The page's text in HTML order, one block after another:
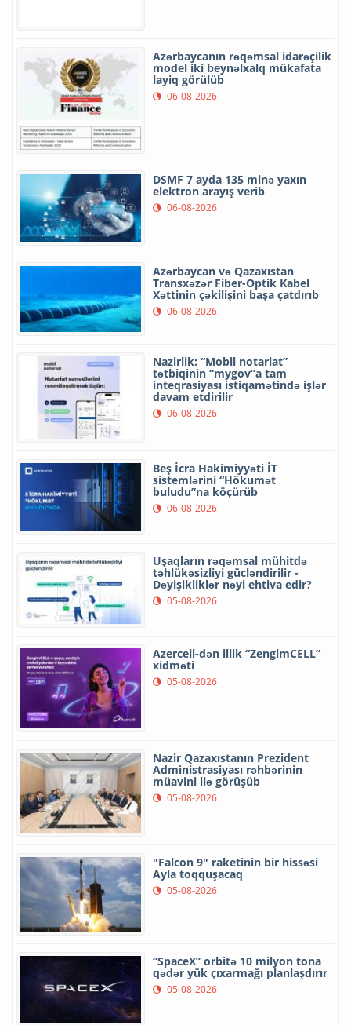
Azərbaycanın rəqəmsal idarəçilik
model iki beynəlxalq mükafata
layiq görülüb
06-08-2026
DSMF 7 ayda 135 minə yaxın
elektron arayış verib
06-08-2026
Azərbaycan və Qazaxıstan
Transxəzər Fiber-Optik Kabel
Xəttinin çəkilişini başa çatdırıb
06-08-2026
Nazirlik: “Mobil notariat”
tətbiqinin “mygov”a tam
inteqrasiyası istiqamətində işlər
davam etdirilir
06-08-2026
Beş İcra Hakimiyyəti İT
sistemlərini “Hökumət
buludu”na köçürüb
06-08-2026
Uşaqların rəqəmsal mühitdə
təhlükəsizliyi gücləndirilir -
Dəyişikliklər nəyi ehtiva edir?
05-08-2026
Azercell-dən illik “ZengimCELL”
xidməti
05-08-2026
Nazir Qazaxıstanın Prezident
Administrasiyası rəhbərinin
müavini ilə görüşüb
05-08-2026
"Falcon 9" raketinin bir hissəsi
Ayla toqquşacaq
05-08-2026
“SpaceX” orbitə 10 milyon tona
qədər yük çıxarmağı planlaşdırır
05-08-2026